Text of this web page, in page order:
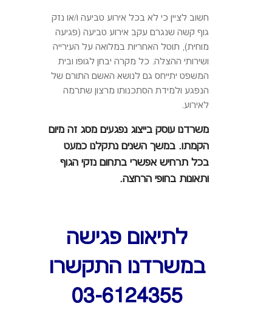
חשוב לציין כי לא בכל אירוע טביעה ו/או נזק
גוף קשה שנגרם עקב אירוע טביעה (פגיעה
מוחית), תוטל האחריות במלואה על העירייה
ושירותי ההצלה. כל מקרה יבחן לגופו ובית
המשפט יתייחס גם לנושא האשם התורם של
הנפגע ולמידת הסתכנותו מרצון שתרמה
לאירוע.
משרדנו עוסק בייצוג נפגעים מסג זה מיום
הקמתו. במשך השנים נתקלנו כמעט
בכל תרחיש אפשרי בתחום נזקי הגוף
ותאונות בחופי הרחצה.
לתיאום פגישה
במשרדנו התקשרו
03-6124355